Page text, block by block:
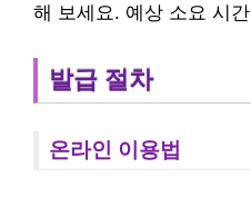
해 보세요. 예상 소요 시
발급 절차
온라인 이용법